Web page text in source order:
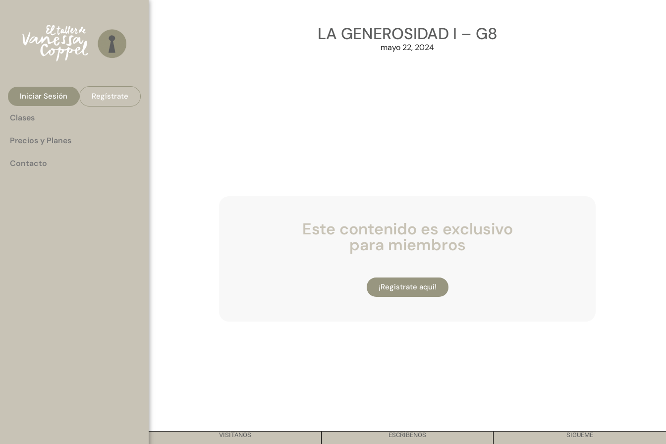
Iniciar Sesión Regístrate
Clases
Precios y Planes
Contacto
LA GENEROSIDAD I – G8
mayo 22, 2024
Este contenido es exclusivo
para miembros
¡Registrate aquí!
VISÍTANOS ESCRÍBENOS SÍGUEME